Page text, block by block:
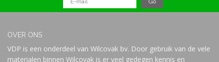
OVER ONS
VDP is een onderdeel van Wilcovak bv. Door gebruik van de vele
materialen binnen Wilcovak is er veel gedegen kennis en